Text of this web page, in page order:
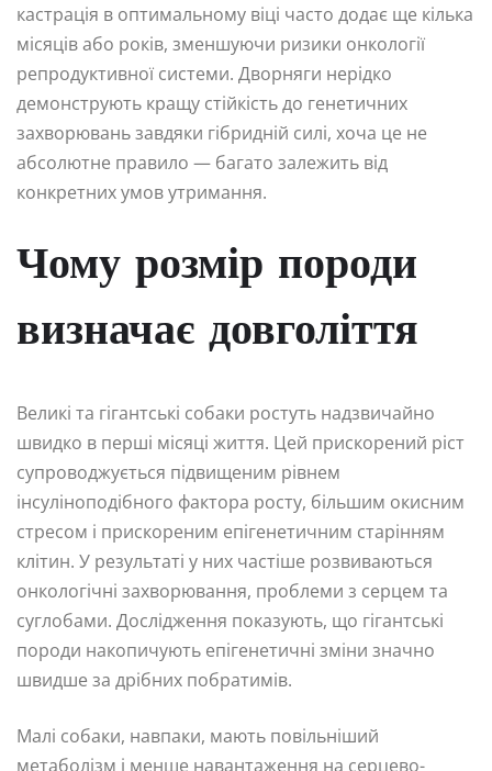
кастрація в оптимальному віці часто додає ще кілька
місяців або років, зменшуючи ризики онкології
репродуктивної системи. Дворняги нерідко
демонструють кращу стійкість до генетичних
захворювань завдяки гібридній силі, хоча це не
абсолютне правило — багато залежить від
конкретних умов утримання.
Чому розмір породи
визначає довголіття
Великі та гігантські собаки ростуть надзвичайно
швидко в перші місяці життя. Цей прискорений ріст
супроводжується підвищеним рівнем
інсуліноподібного фактора росту, більшим окисним
стресом і прискореним епігенетичним старінням
клітин. У результаті у них частіше розвиваються
онкологічні захворювання, проблеми з серцем та
суглобами. Дослідження показують, що гігантські
породи накопичують епігенетичні зміни значно
швидше за дрібних побратимів.
Малі собаки, навпаки, мають повільніший
метаболізм і менше навантаження на серцево-